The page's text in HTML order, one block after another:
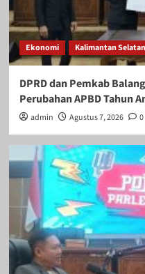
Ekonomi Kalimantan Selatan
DPRD dan Pemkab
Perubahan APBD Tahun
admin Agustus 7, 2026 0